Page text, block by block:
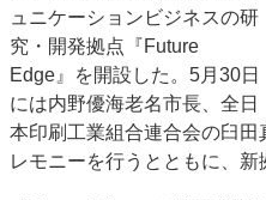
特集記事カテゴリー一覧
2022 見える化・MIS特集
特集・デジタル印刷 アイデアで勝負
JAPAN PACK 2023 特集
中古印刷
特集・デジタル印刷 ～ 新成長軌道を
ュニケーションビジネスの研
究・開発拠点『Future
Edge』を開設した。5月30日
には内野優海老名市長、全日
本印刷工業組合連合会の臼
レモニーを行うとともに、新